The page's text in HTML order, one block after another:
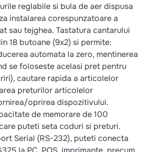
reglabile si bula de aer dispusa
instalarea corespunzatoare a
sau tejghea. Tastatura cantarului
18 butoane (9x2) si permite:
automata la zero, mentinerea
se foloseste acelasi pret pentru
cautare rapida a articolelor
preturilor articolelor
oprirea dispozitivului.
de memorare de 100
puteti seta coduri si preturi.
Serial (RS-232), puteti conecta